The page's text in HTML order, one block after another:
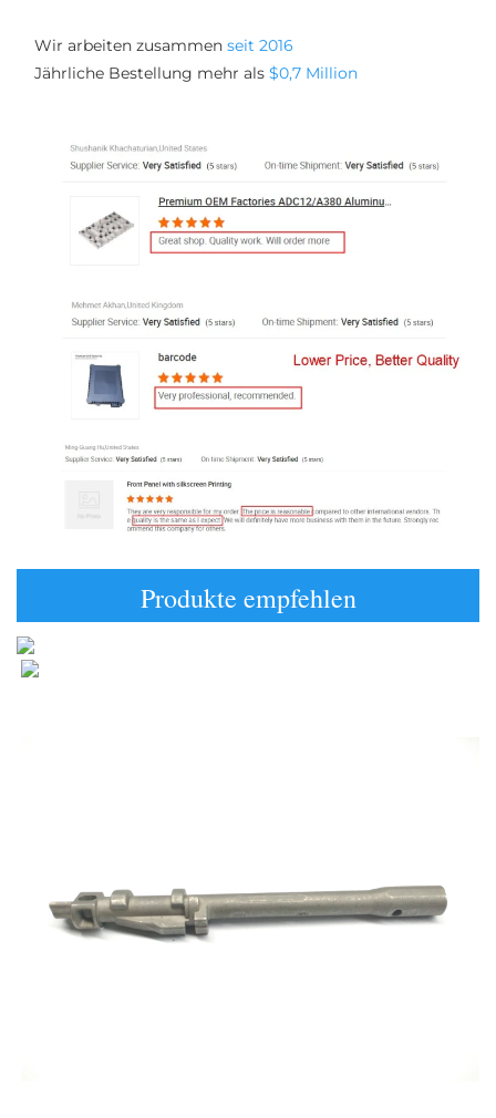
Wir arbeiten zusammen seit 2016
Jährliche Bestellung mehr als $0,7 Million
Produkte empfehlen